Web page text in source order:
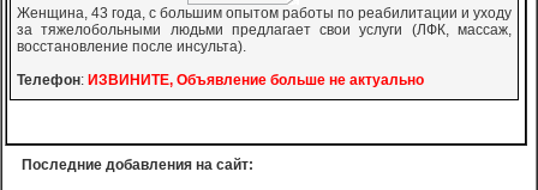
Женщина, 43 года, с большим опытом работы по реабилитации и уходу
за тяжелобольными людьми предлагает свои услуги (ЛФК, массаж,
восстановление после инсульта).
Телефон: ИЗВИНИТЕ, Объявление больше не актуально
Последние добавления на сайт: